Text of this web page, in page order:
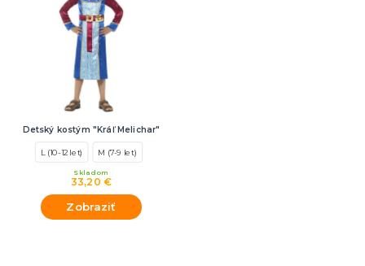
Detský kostým "Kráľ Melichar"
L (10-12 let) M (7-9 let)
33,20 €
Skladom
Zobraziť